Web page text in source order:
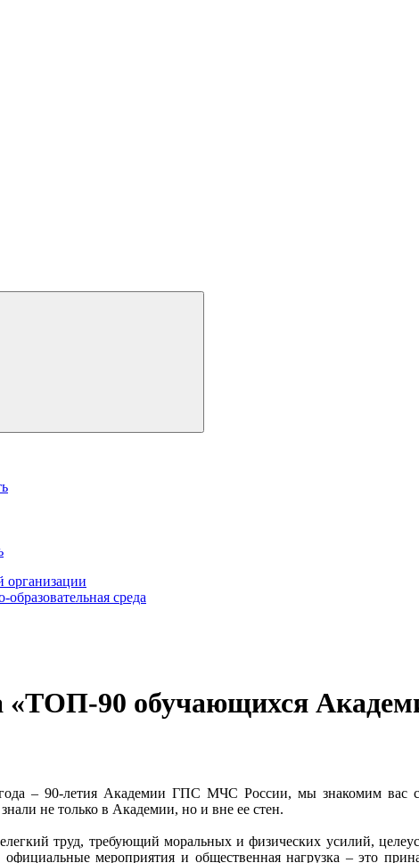
организации
среда
«ТОП-90 обучающихся
– 90-летия Академии ГПС МЧС России, мы знакомим вас
не только в Академии, но и вне ее стен.
труд, требующий моральных и физических усилий,
официальные мероприятия и общественная нагрузка – это